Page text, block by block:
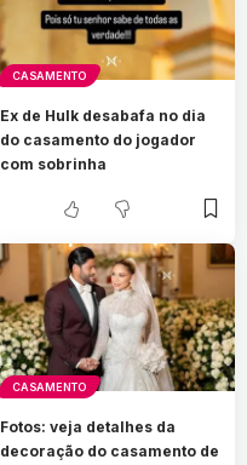
CASAMENTO
Ex de Hulk desabafa no dia
do casamento do jogador
com sobrinha
CASAMENTO
Fotos: veja detalhes da
decoração do casamento de